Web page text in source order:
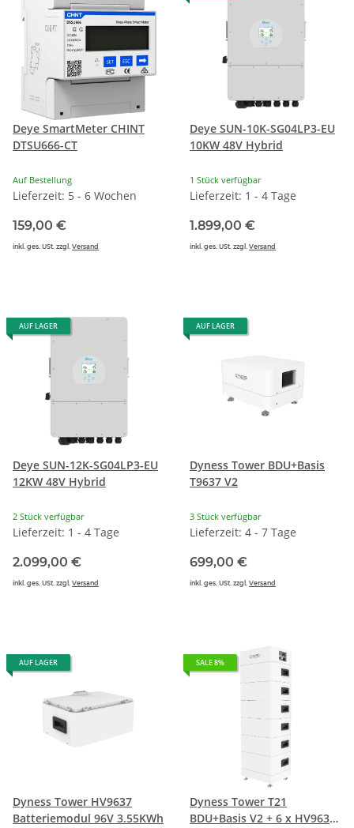
Deye SmartMeter CHINT
DTSU666-CT
Auf Bestellung
Lieferzeit: 5 - 6 Wochen
159,00 €
inkl. ges. USt. zzgl. Versand
Deye SUN-10K-SG04LP3-EU
10KW 48V Hybrid
1 Stück verfügbar
Lieferzeit: 1 - 4 Tage
1.899,00 €
inkl. ges. USt. zzgl. Versand
AUF LAGER
Deye SUN-12K-SG04LP3-EU
12KW 48V Hybrid
2 Stück verfügbar
Lieferzeit: 1 - 4 Tage
2.099,00 €
inkl. ges. USt. zzgl. Versand
AUF LAGER
Dyness Tower BDU+Basis
T9637 V2
3 Stück verfügbar
Lieferzeit: 4 - 7 Tage
699,00 €
inkl. ges. USt. zzgl. Versand
AUF LAGER
Dyness Tower HV9637
Batteriemodul 96V 3.55KWh
SALE 8%
Dyness Tower T21
BDU+Basis V2 + 6 x HV9637